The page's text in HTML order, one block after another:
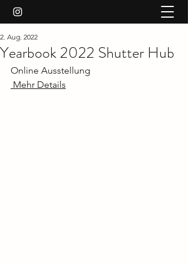
Yearbook 2022 Shutter Hub
2. Aug. 2022
Online Ausstellung
Mehr Details